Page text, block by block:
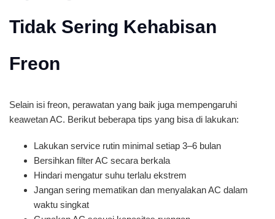
Tidak Sering Kehabisan
Freon
Selain isi freon, perawatan yang baik juga mempengaruhi
keawetan AC. Berikut beberapa tips yang bisa di lakukan:
Lakukan service rutin minimal setiap 3–6 bulan
Bersihkan filter AC secara berkala
Hindari mengatur suhu terlalu ekstrem
Jangan sering mematikan dan menyalakan AC dalam
waktu singkat